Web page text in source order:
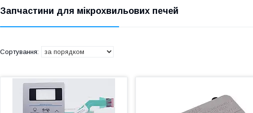
Запчастини для мікрохвильових печей